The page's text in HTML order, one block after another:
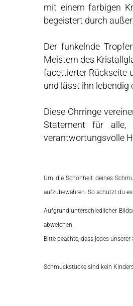
mit einem farbigen
begeistert durch
Der funkelnde
Meistern des
facettierter Rückseite
und lässt ihn lebendig
Diese Ohrringe
Statement für alle,
verantwortungsvolle
Um die Schönheit deines
aufzubewahren. So schützt du
Aufgrund unterschiedlicher
abweichen.
Bitte beachte, dass jedes
Schmuckstücke sind kein